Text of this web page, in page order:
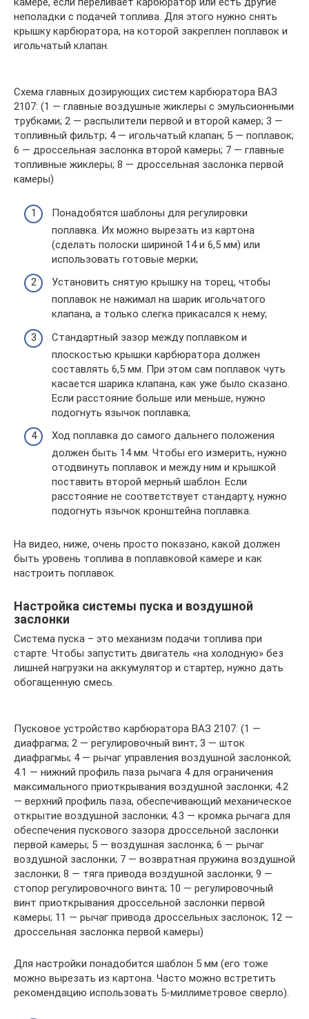
неполадки с подачей топлива. Для этого нужно снять
крышку карбюратора, на которой закреплен поплавок и
игольчатый клапан.
Схема главных дозирующих систем карбюратора ВАЗ
2107: (1 — главные воздушные жиклеры с эмульсионными
трубками; 2 — распылители первой и второй камер; 3 —
топливный фильтр; 4 — игольчатый клапан; 5 — поплавок;
6 — дроссельная заслонка второй камеры; 7 — главные
топливные жиклеры; 8 — дроссельная заслонка первой
камеры)
Понадобятся шаблоны для регулировки
поплавка. Их можно вырезать из картона
(сделать полоски шириной 14 и 6,5 мм) или
использовать готовые мерки;
Установить снятую крышку на торец, чтобы
поплавок не нажимал на шарик игольчатого
клапана, а только слегка прикасался к нему;
Стандартный зазор между поплавком и
плоскостью крышки карбюратора должен
составлять 6,5 мм. При этом сам поплавок чуть
касается шарика клапана, как уже было сказано.
Если расстояние больше или меньше, нужно
подогнуть язычок поплавка;
Ход поплавка до самого дальнего положения
должен быть 14 мм. Чтобы его измерить, нужно
отодвинуть поплавок и между ним и крышкой
поставить второй мерный шаблон. Если
расстояние не соответствует стандарту, нужно
подогнуть язычок кронштейна поплавка.
На видео, ниже, очень просто показано, какой должен
быть уровень топлива в поплавковой камере и как
настроить поплавок.
Настройка системы пуска и воздушной
заслонки
Система пуска – это механизм подачи топлива при
старте. Чтобы запустить двигатель «на холодную» без
лишней нагрузки на аккумулятор и стартер, нужно дать
обогащенную смесь.
Пусковое устройство карбюратора ВАЗ 2107: (1 —
диафрагма; 2 — регулировочный винт; 3 — шток
диафрагмы; 4 — рычаг управления воздушной заслонкой;
4.1 — нижний профиль паза рычага 4 для ограничения
максимального приоткрывания воздушной заслонки; 4.2
— верхний профиль паза, обеспечивающий механическое
открытие воздушной заслонки; 4.3 — кромка рычага для
обеспечения пускового зазора дроссельной заслонки
первой камеры; 5 — воздушная заслонка; 6 — рычаг
воздушной заслонки; 7 — возвратная пружина воздушной
заслонки; 8 — тяга привода воздушной заслонки; 9 —
стопор регулировочного винта; 10 — регулировочный
винт приоткрывания дроссельной заслонки первой
камеры; 11 — рычаг привода дроссельных заслонок; 12 —
дроссельная заслонка первой камеры)
Для настройки понадобится шаблон 5 мм (его тоже
можно вырезать из картона. Часто можно встретить
рекомендацию использовать 5-миллиметровое сверло).